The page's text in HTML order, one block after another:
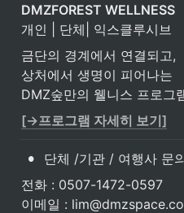
DMZFOREST WELLNESS
개인 | 단체| 익스클루시브
금단의 경계에서 연결되고,
상처에서 생명이 피어나는
DMZ숲만의 웰니스 프로그
[→프로그램 자세히 보기]
•
단체 /기관 / 여행사 문
전화 : 0507-1472-0597
이메일 :